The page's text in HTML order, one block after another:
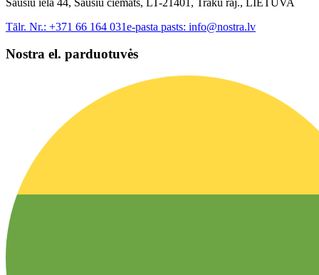
Tālr. Nr.: +371 66 164 031e-pasta pasts: info@nostra.lv
Nostra el. parduotuvės